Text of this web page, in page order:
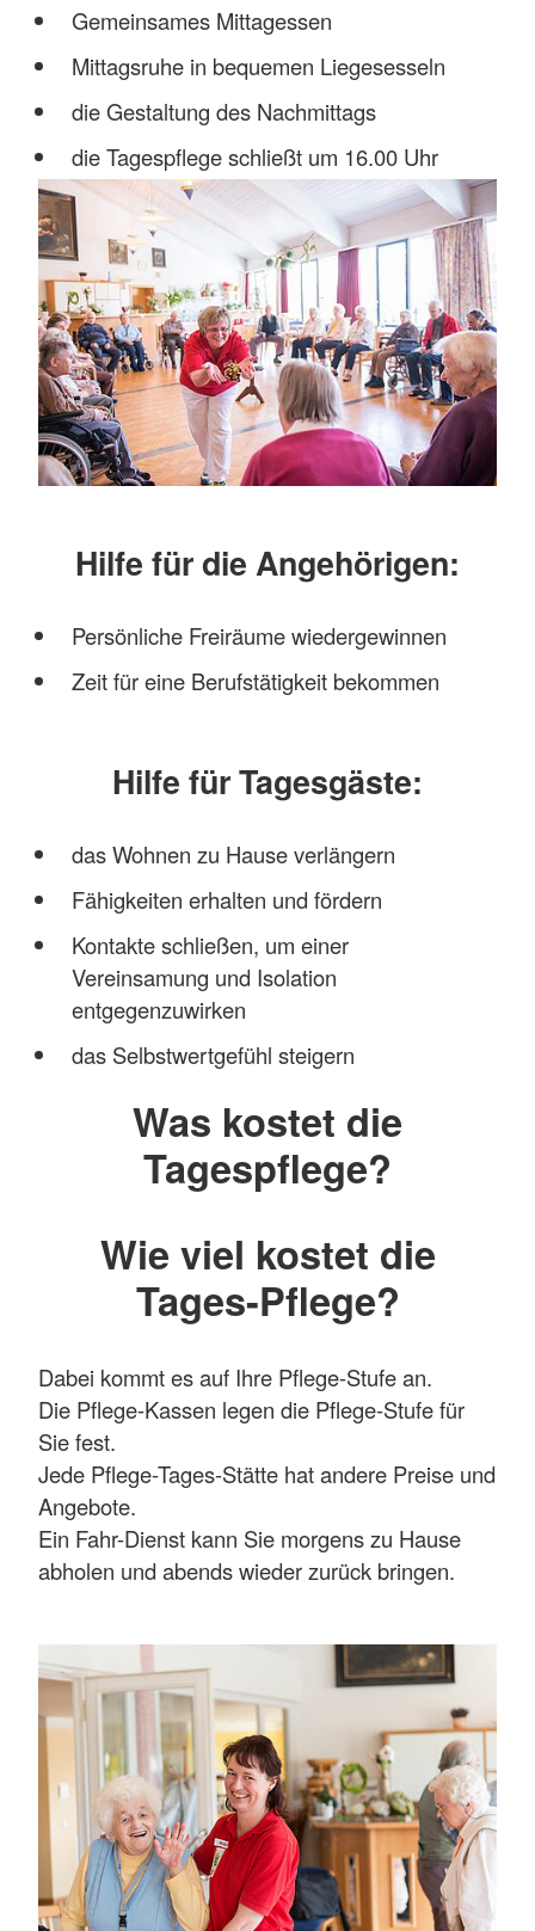
Gemeinsames Mittagessen
Mittagsruhe in bequemen Liegesesseln
die Gestaltung des Nachmittags
die Tagespflege schließt um 16.00 Uhr
Hilfe für die Angehörigen:
Persönliche Freiräume wiedergewinnen
Zeit für eine Berufstätigkeit bekommen
Hilfe für Tagesgäste:
das Wohnen zu Hause verlängern
Fähigkeiten erhalten und fördern
Kontakte schließen, um einer
Vereinsamung und Isolation
entgegenzuwirken
das Selbstwertgefühl steigern
Was kostet die
Tagespflege?
Wie viel kostet die
Tages-Pflege?
Dabei kommt es auf Ihre Pflege-Stufe an.
Die Pflege-Kassen legen die Pflege-Stufe für
Sie fest.
Jede Pflege-Tages-Stätte hat andere Preise und
Angebote.
Ein Fahr-Dienst kann Sie morgens zu Hause
abholen und abends wieder zurück bringen.